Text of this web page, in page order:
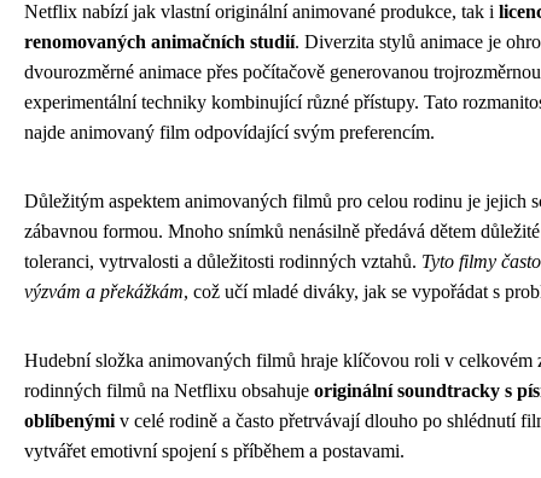
Netflix nabízí jak vlastní originální animované produkce, tak i
renomovaných animačních studií. Diverzita stylů animace je
dvourozměrné animace přes počítačově generovanou
experimentální techniky kombinující různé přístupy. Tato
najde animovaný film odpovídající svým preferencím.
Důležitým aspektem animovaných filmů pro celou rodinu je jejich
zábavnou formou. Mnoho snímků nenásilně předává dětem
toleranci, vytrvalosti a důležitosti rodinných vztahů. Tyto filmy
výzvám a překážkám, což učí mladé diváky, jak se vypořádat s
Hudební složka animovaných filmů hraje klíčovou roli v celkovém
rodinných filmů na Netflixu obsahuje originální soundtracky s
oblíbenými v celé rodině a často přetrvávají dlouho po shlédnutí
vytvářet emotivní spojení s příběhem a postavami.